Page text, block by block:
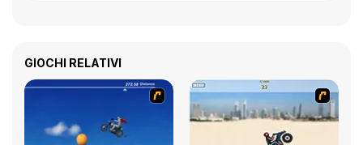
GIOCHI RELATIVI